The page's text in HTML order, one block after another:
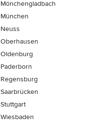
Mönchen­gladbach
München
Neuss
Oberhausen
Oldenburg
Paderborn
Regensburg
Saarbrücken
Stuttgart
Wiesbaden